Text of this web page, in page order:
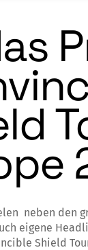
neben den
eigene
Shield